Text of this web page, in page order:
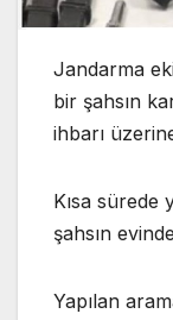
Jandarma
bir şahsın
ihbarı
Kısa sürede
şahsın
Yapılan